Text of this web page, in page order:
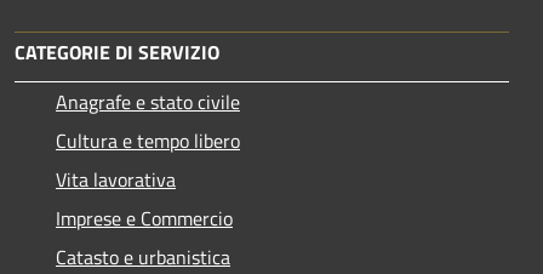
CATEGORIE DI SERVIZIO
Anagrafe e stato civile
Cultura e tempo libero
Vita lavorativa
Imprese e Commercio
Catasto e urbanistica